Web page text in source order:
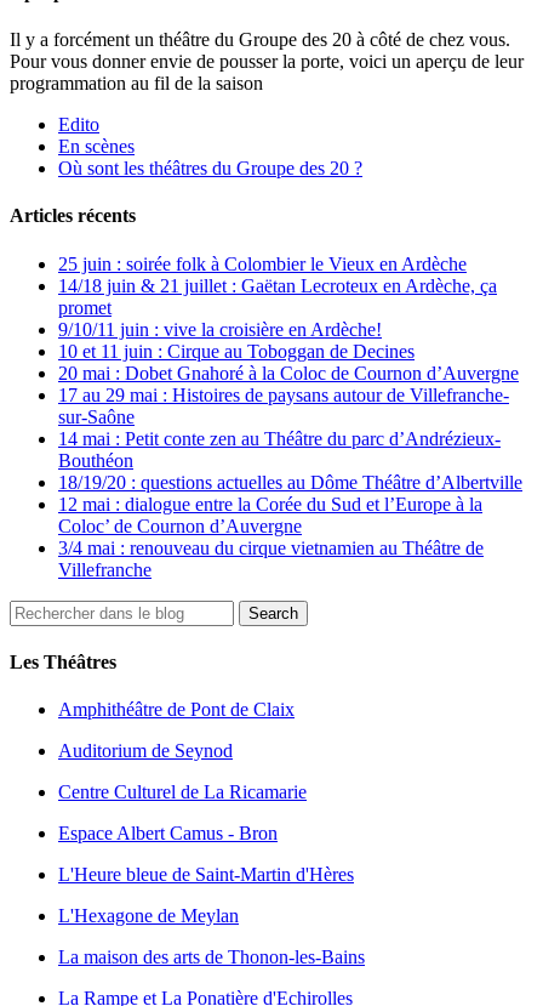
Il y a forcément un théâtre du Groupe des 20 à côté de chez vous.
Pour vous donner envie de pousser la porte, voici un aperçu de leur
programmation au fil de la saison
Edito
En scènes
Où sont les théâtres du Groupe des 20 ?
Articles récents
25 juin : soirée folk à Colombier le Vieux en Ardèche
14/18 juin & 21 juillet : Gaëtan Lecroteux en Ardèche, ça
promet
9/10/11 juin : vive la croisière en Ardèche!
10 et 11 juin : Cirque au Toboggan de Decines
20 mai : Dobet Gnahoré à la Coloc de Cournon d’Auvergne
17 au 29 mai : Histoires de paysans autour de Villefranche-
sur-Saône
14 mai : Petit conte zen au Théâtre du parc d’Andrézieux-
Bouthéon
18/19/20 : questions actuelles au Dôme Théâtre d’Albertville
12 mai : dialogue entre la Corée du Sud et l’Europe à la
Coloc’ de Cournon d’Auvergne
3/4 mai : renouveau du cirque vietnamien au Théâtre de
Villefranche
Les Théâtres
Amphithéâtre de Pont de Claix
Auditorium de Seynod
Centre Culturel de La Ricamarie
Espace Albert Camus - Bron
L'Heure bleue de Saint-Martin d'Hères
L'Hexagone de Meylan
La maison des arts de Thonon-les-Bains
La Rampe et La Ponatière d'Echirolles